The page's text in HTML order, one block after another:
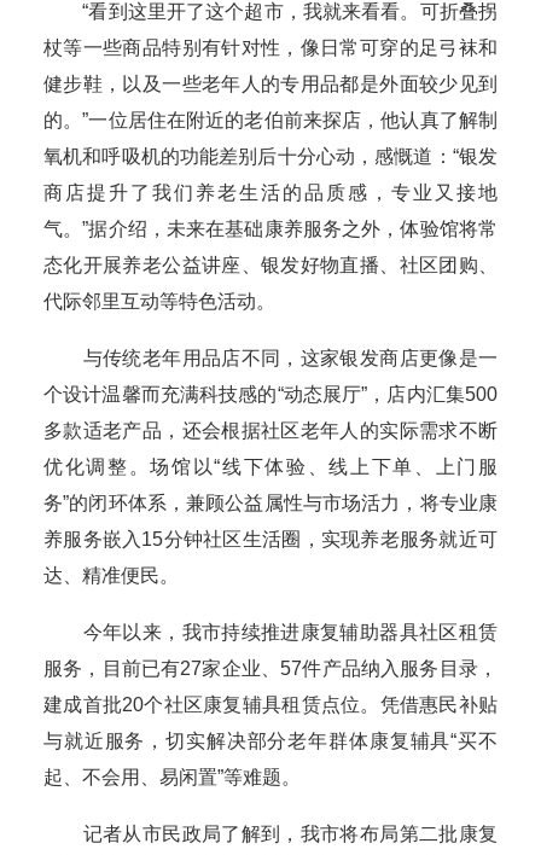
“看到这里开了这个超市，我就来看看。可折叠拐
杖等一些商品特别有针对性，像日常可穿的足弓袜和
健步鞋，以及一些老年人的专用品都是外面较少见到
的。”一位居住在附近的老伯前来探店，他认真了解制
氧机和呼吸机的功能差别后十分心动，感慨道：“银发
商店提升了我们养老生活的品质感，专业又接地
气。”据介绍，未来在基础康养服务之外，体验馆将常
态化开展养老公益讲座、银发好物直播、社区团购、
代际邻里互动等特色活动。
与传统老年用品店不同，这家银发商店更像是一
个设计温馨而充满科技感的“动态展厅”，店内汇集500
多款适老产品，还会根据社区老年人的实际需求不断
优化调整。场馆以“线下体验、线上下单、上门服
务”的闭环体系，兼顾公益属性与市场活力，将专业康
养服务嵌入15分钟社区生活圈，实现养老服务就近可
达、精准便民。
今年以来，我市持续推进康复辅助器具社区租赁
服务，目前已有27家企业、57件产品纳入服务目录，
建成首批20个社区康复辅具租赁点位。凭借惠民补贴
与就近服务，切实解决部分老年群体康复辅具“买不
起、不会用、易闲置”等难题。
记者从市民政局了解到，我市将布局第二批康复